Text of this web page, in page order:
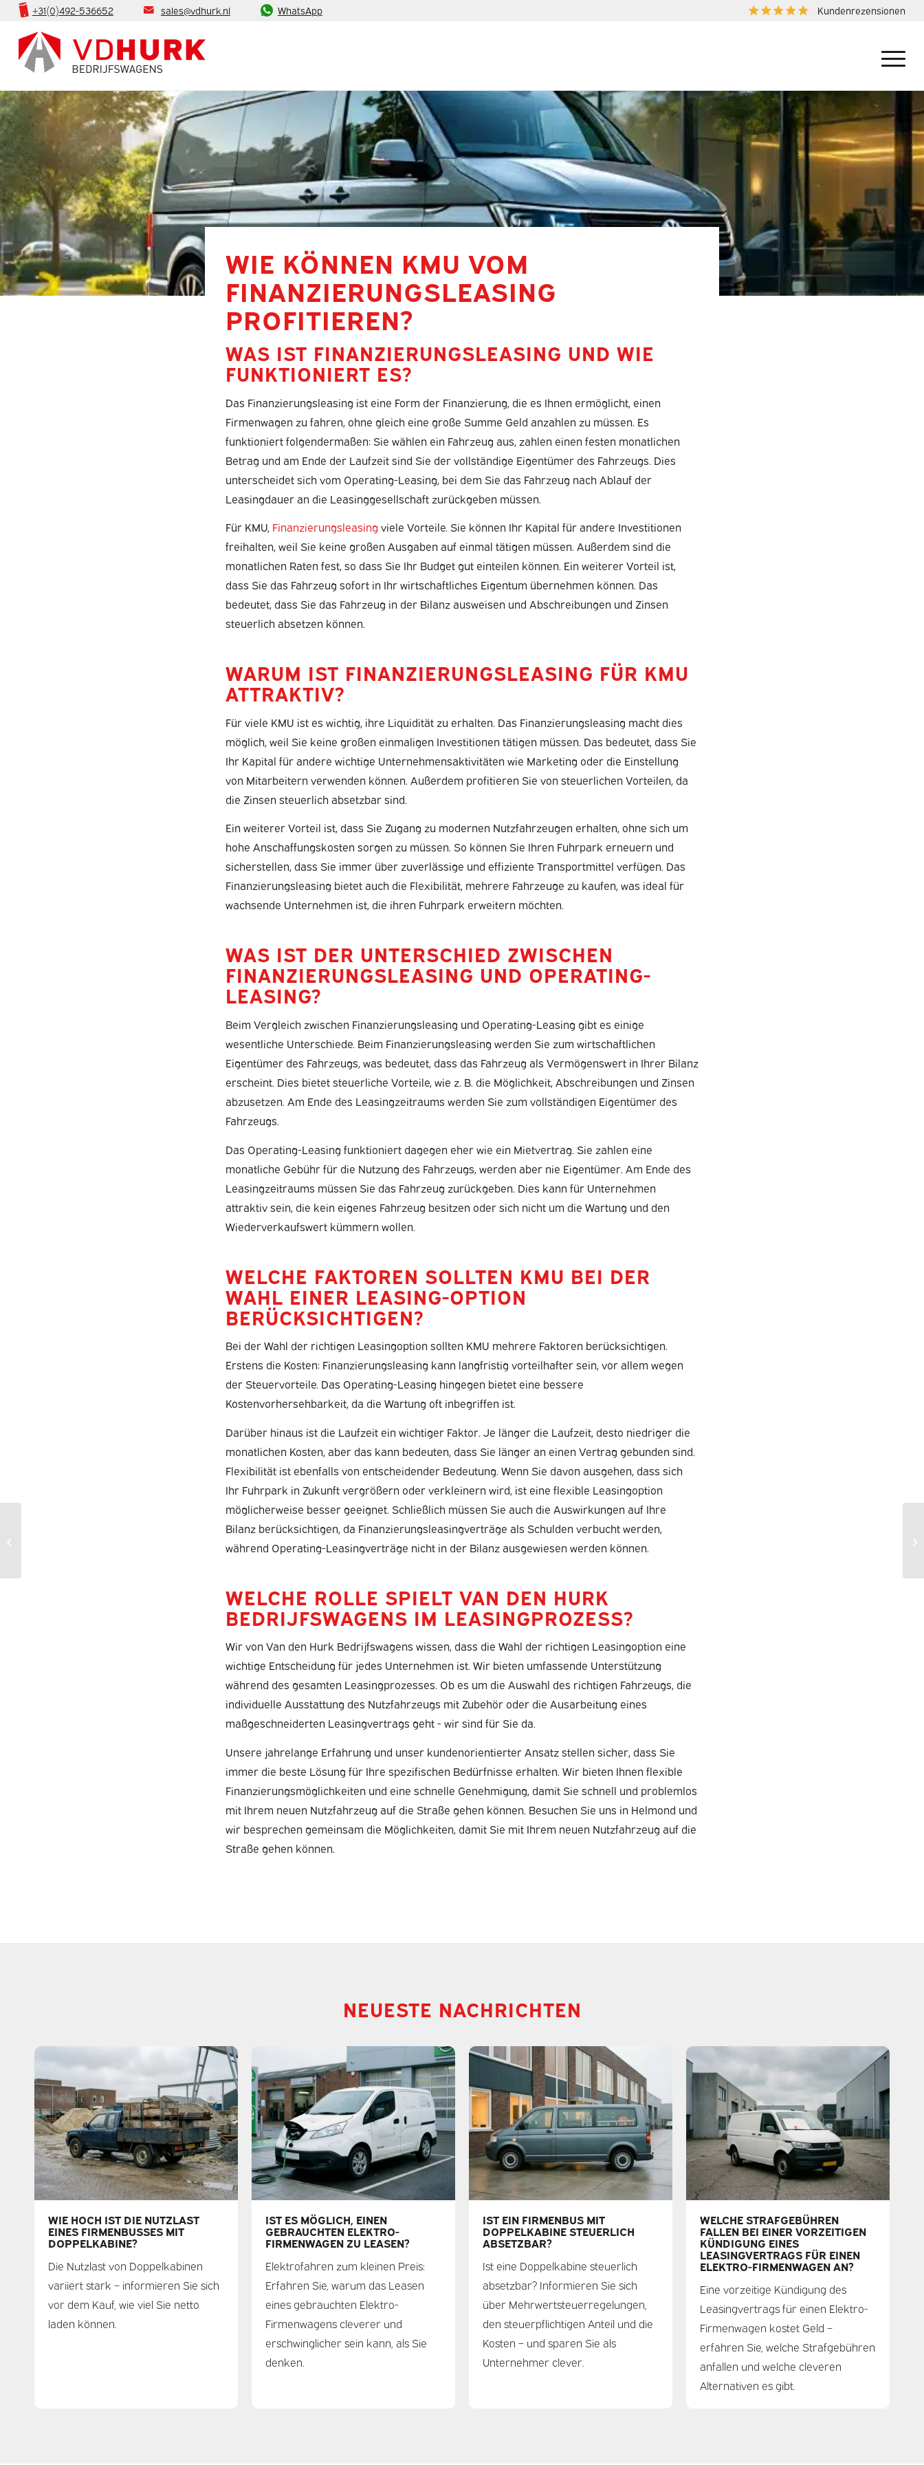
Kundenrezensionen
+31(0)492-536652 sales@vdhurk.nl WhatsApp
WIE KÖNNEN KMU VOM
FINANZIERUNGSLEASING
PROFITIEREN?
WAS IST FINANZIERUNGSLEASING UND WIE
FUNKTIONIERT ES?
Das Finanzierungsleasing ist eine Form der Finanzierung, die es Ihnen ermöglicht, einen
Firmenwagen zu fahren, ohne gleich eine große Summe Geld anzahlen zu müssen. Es
funktioniert folgendermaßen: Sie wählen ein Fahrzeug aus, zahlen einen festen monatlichen
Betrag und am Ende der Laufzeit sind Sie der vollständige Eigentümer des Fahrzeugs. Dies
unterscheidet sich vom Operating-Leasing, bei dem Sie das Fahrzeug nach Ablauf der
Leasingdauer an die Leasinggesellschaft zurückgeben müssen.
Für KMU, Finanzierungsleasing viele Vorteile. Sie können Ihr Kapital für andere Investitionen
freihalten, weil Sie keine großen Ausgaben auf einmal tätigen müssen. Außerdem sind die
monatlichen Raten fest, so dass Sie Ihr Budget gut einteilen können. Ein weiterer Vorteil ist,
dass Sie das Fahrzeug sofort in Ihr wirtschaftliches Eigentum übernehmen können. Das
bedeutet, dass Sie das Fahrzeug in der Bilanz ausweisen und Abschreibungen und Zinsen
steuerlich absetzen können.
WARUM IST FINANZIERUNGSLEASING FÜR KMU
ATTRAKTIV?
Für viele KMU ist es wichtig, ihre Liquidität zu erhalten. Das Finanzierungsleasing macht dies
möglich, weil Sie keine großen einmaligen Investitionen tätigen müssen. Das bedeutet, dass Sie
Ihr Kapital für andere wichtige Unternehmensaktivitäten wie Marketing oder die Einstellung
von Mitarbeitern verwenden können. Außerdem profitieren Sie von steuerlichen Vorteilen, da
die Zinsen steuerlich absetzbar sind.
Ein weiterer Vorteil ist, dass Sie Zugang zu modernen Nutzfahrzeugen erhalten, ohne sich um
hohe Anschaffungskosten sorgen zu müssen. So können Sie Ihren Fuhrpark erneuern und
sicherstellen, dass Sie immer über zuverlässige und effiziente Transportmittel verfügen. Das
Finanzierungsleasing bietet auch die Flexibilität, mehrere Fahrzeuge zu kaufen, was ideal für
wachsende Unternehmen ist, die ihren Fuhrpark erweitern möchten.
WAS IST DER UNTERSCHIED ZWISCHEN
FINANZIERUNGSLEASING UND OPERATING-
LEASING?
Beim Vergleich zwischen Finanzierungsleasing und Operating-Leasing gibt es einige
wesentliche Unterschiede. Beim Finanzierungsleasing werden Sie zum wirtschaftlichen
Eigentümer des Fahrzeugs, was bedeutet, dass das Fahrzeug als Vermögenswert in Ihrer Bilanz
erscheint. Dies bietet steuerliche Vorteile, wie z. B. die Möglichkeit, Abschreibungen und Zinsen
abzusetzen. Am Ende des Leasingzeitraums werden Sie zum vollständigen Eigentümer des
Fahrzeugs.
Das Operating-Leasing funktioniert dagegen eher wie ein Mietvertrag. Sie zahlen eine
monatliche Gebühr für die Nutzung des Fahrzeugs, werden aber nie Eigentümer. Am Ende des
Leasingzeitraums müssen Sie das Fahrzeug zurückgeben. Dies kann für Unternehmen
attraktiv sein, die kein eigenes Fahrzeug besitzen oder sich nicht um die Wartung und den
Wiederverkaufswert kümmern wollen.
WELCHE FAKTOREN SOLLTEN KMU BEI DER
WAHL EINER LEASING-OPTION
BERÜCKSICHTIGEN?
Bei der Wahl der richtigen Leasingoption sollten KMU mehrere Faktoren berücksichtigen.
Erstens die Kosten: Finanzierungsleasing kann langfristig vorteilhafter sein, vor allem wegen
der Steuervorteile. Das Operating-Leasing hingegen bietet eine bessere
Kostenvorhersehbarkeit, da die Wartung oft inbegriffen ist.
Darüber hinaus ist die Laufzeit ein wichtiger Faktor. Je länger die Laufzeit, desto niedriger die
monatlichen Kosten, aber das kann bedeuten, dass Sie länger an einen Vertrag gebunden sind.
Flexibilität ist ebenfalls von entscheidender Bedeutung. Wenn Sie davon ausgehen, dass sich
Ihr Fuhrpark in Zukunft vergrößern oder verkleinern wird, ist eine flexible Leasingoption
möglicherweise besser geeignet. Schließlich müssen Sie auch die Auswirkungen auf Ihre
Bilanz berücksichtigen, da Finanzierungsleasingverträge als Schulden verbucht werden,
während Operating-Leasingverträge nicht in der Bilanz ausgewiesen werden können.
WELCHE ROLLE SPIELT VAN DEN HURK
BEDRIJFSWAGENS IM LEASINGPROZESS?
Wir von Van den Hurk Bedrijfswagens wissen, dass die Wahl der richtigen Leasingoption eine
wichtige Entscheidung für jedes Unternehmen ist. Wir bieten umfassende Unterstützung
während des gesamten Leasingprozesses. Ob es um die Auswahl des richtigen Fahrzeugs, die
individuelle Ausstattung des Nutzfahrzeugs mit Zubehör oder die Ausarbeitung eines
maßgeschneiderten Leasingvertrags geht - wir sind für Sie da.
Unsere jahrelange Erfahrung und unser kundenorientierter Ansatz stellen sicher, dass Sie
immer die beste Lösung für Ihre spezifischen Bedürfnisse erhalten. Wir bieten Ihnen flexible
Finanzierungsmöglichkeiten und eine schnelle Genehmigung, damit Sie schnell und problemlos
mit Ihrem neuen Nutzfahrzeug auf die Straße gehen können. Besuchen Sie uns in Helmond und
wir besprechen gemeinsam die Möglichkeiten, damit Sie mit Ihrem neuen Nutzfahrzeug auf die
Straße gehen können.
NEUESTE NACHRICHTEN
WIE HOCH IST DIE NUTZLAST
EINES FIRMENBUSSES MIT
DOPPELKABINE?
Die Nutzlast von Doppelkabinen
variiert stark – informieren Sie sich
vor dem Kauf, wie viel Sie netto
laden können.
IST ES MÖGLICH, EINEN
GEBRAUCHTEN ELEKTRO-
FIRMENWAGEN ZU LEASEN?
Elektrofahren zum kleinen Preis:
Erfahren Sie, warum das Leasen
eines gebrauchten Elektro-
Firmenwagens cleverer und
erschwinglicher sein kann, als Sie
denken.
IST EIN FIRMENBUS MIT
DOPPELKABINE STEUERLICH
ABSETZBAR?
Ist eine Doppelkabine steuerlich
absetzbar? Informieren Sie sich
über Mehrwertsteuerregelungen,
den steuerpflichtigen Anteil und die
Kosten – und sparen Sie als
Unternehmer clever.
WELCHE STRAFGEBÜHREN
FALLEN BEI EINER VORZEITIGEN
KÜNDIGUNG EINES
LEASINGVERTRAGS FÜR EINEN
ELEKTRO-FIRMENWAGEN AN?
Eine vorzeitige Kündigung des
Leasingvertrags für einen Elektro-
Firmenwagen kostet Geld –
erfahren Sie, welche Strafgebühren
anfallen und welche cleveren
Alternativen es gibt.